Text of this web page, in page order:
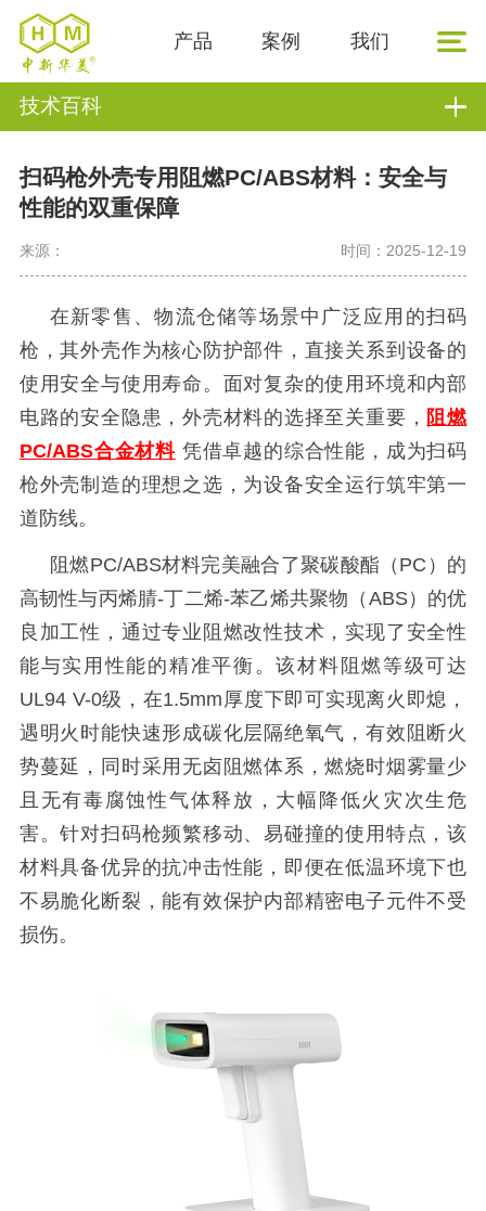
产品 案例 我们
技术百科
扫码枪外壳专用阻燃PC/ABS材料：安全与
性能的双重保障
来源： 时间：2025-12-19
在新零售、物流仓储等场景中广泛应用的扫码
枪，其外壳作为核心防护部件，直接关系到设备的
使用安全与使用寿命。面对复杂的使用环境和内部
电路的安全隐患，外壳材料的选择至关重要， 阻燃
PC/ABS合金材料 凭借卓越的综合性能，成为扫码
枪外壳制造的理想之选，为设备安全运行筑牢第一
道防线。
阻燃PC/ABS材料完美融合了聚碳酸酯（PC）的
高韧性与丙烯腈-丁二烯-苯乙烯共聚物（ABS）的优
良加工性，通过专业阻燃改性技术，实现了安全性
能与实用性能的精准平衡。该材料阻燃等级可达
UL94 V-0级，在1.5mm厚度下即可实现离火即熄，
遇明火时能快速形成碳化层隔绝氧气，有效阻断火
势蔓延，同时采用无卤阻燃体系，燃烧时烟雾量少
且无有毒腐蚀性气体释放，大幅降低火灾次生危
害。针对扫码枪频繁移动、易碰撞的使用特点，该
材料具备优异的抗冲击性能，即便在低温环境下也
不易脆化断裂，能有效保护内部精密电子元件不受
损伤。